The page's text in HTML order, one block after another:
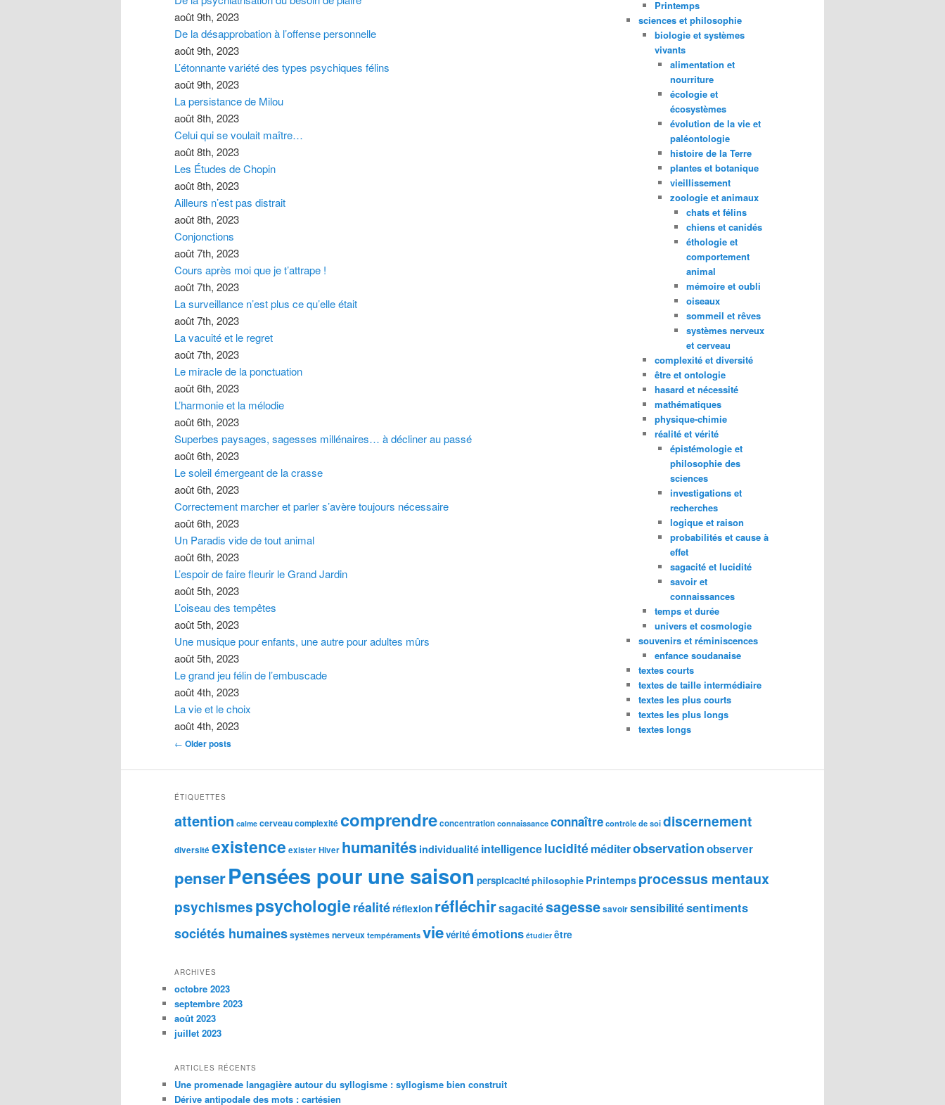
août 9th, 2023
De la désapprobation à l’offense personnelle
août 9th, 2023
L’étonnante variété des types psychiques félins
août 9th, 2023
La persistance de Milou
août 8th, 2023
Celui qui se voulait maître…
août 8th, 2023
Les Études de Chopin
août 8th, 2023
Ailleurs n’est pas distrait
août 8th, 2023
Conjonctions
août 7th, 2023
Cours après moi que je t’attrape !
août 7th, 2023
La surveillance n’est plus ce qu’elle était
août 7th, 2023
La vacuité et le regret
août 7th, 2023
Le miracle de la ponctuation
août 6th, 2023
L’harmonie et la mélodie
août 6th, 2023
Superbes paysages, sagesses millénaires… à décliner au passé
août 6th, 2023
Le soleil émergeant de la crasse
août 6th, 2023
Correctement marcher et parler s’avère toujours nécessaire
août 6th, 2023
Un Paradis vide de tout animal
août 6th, 2023
L’espoir de faire fleurir le Grand Jardin
août 5th, 2023
L’oiseau des tempêtes
août 5th, 2023
Une musique pour enfants, une autre pour adultes mûrs
août 5th, 2023
Le grand jeu félin de l’embuscade
août 4th, 2023
La vie et le choix
août 4th, 2023
Post navigation
← Older posts
Printemps
sciences et philosophie
biologie et systèmes
vivants
alimentation et
nourriture
écologie et
écosystèmes
évolution de la vie et
paléontologie
histoire de la Terre
plantes et botanique
vieillissement
zoologie et animaux
chats et félins
chiens et canidés
éthologie et
comportement
animal
mémoire et oubli
oiseaux
sommeil et rêves
systèmes nerveux
et cerveau
complexité et diversité
être et ontologie
hasard et nécessité
mathématiques
physique-chimie
réalité et vérité
épistémologie et
philosophie des
sciences
investigations et
recherches
logique et raison
probabilités et cause à
effet
sagacité et lucidité
savoir et
connaissances
temps et durée
univers et cosmologie
souvenirs et réminiscences
enfance soudanaise
textes courts
textes de taille intermédiaire
textes les plus courts
textes les plus longs
textes longs
ÉTIQUETTES
attention calme cerveaucomplexité comprendreconcentrationconnaissanceconnaîtrecontrôle de soidiscernement
diversité existence existerHiver humanités individualité intelligenceluciditéméditerobservationobserver
penserPensées pour une saison perspicacitéphilosophie Printemps processus mentaux
psychismespsychologieréalitéréflexion réfléchirsagacitésagessesavoirsensibilitésentiments
sociétés humainessystèmes nerveuxtempéramentsvievéritéémotions étudier être
ARCHIVES
octobre 2023
septembre 2023
août 2023
juillet 2023
ARTICLES RÉCENTS
Une promenade langagière autour du syllogisme : syllogisme bien construit
Dérive antipodale des mots : cartésien